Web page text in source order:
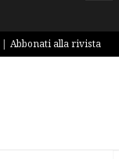
Abbonati alla rivista